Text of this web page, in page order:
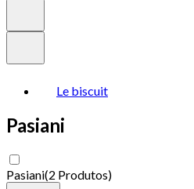
Le biscuit
Pasiani
Pasiani(2 Produtos)